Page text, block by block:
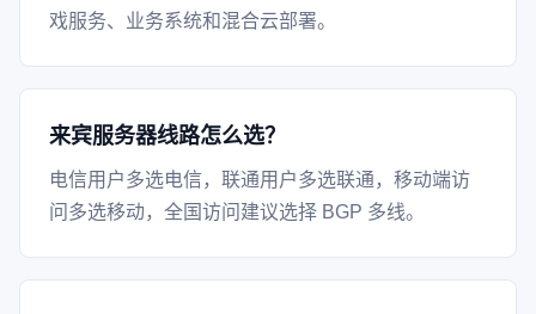
戏服务、业务系统和混合云部署。
来宾服务器线路怎么选？
电信用户多选电信，联通用户多选联通，移动端访
问多选移动，全国访问建议选择 BGP 多线。